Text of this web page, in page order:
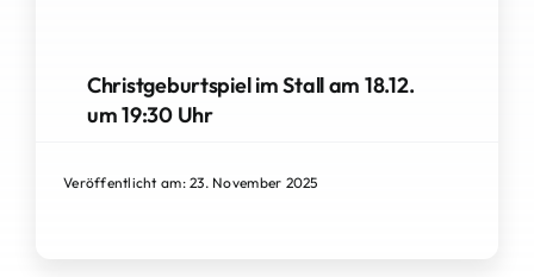
Christgeburtspiel im Stall am 18.12.
um 19:30 Uhr
Veröffentlicht am: 23. November 2025